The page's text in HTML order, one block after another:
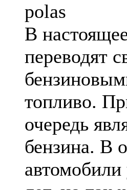
polas
В
переводят
топливо.
очередь
бензина. В